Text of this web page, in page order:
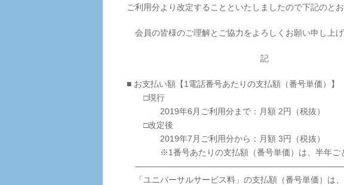
ご利用分より改定することといたしましたので下記のと
会員の皆様のご理解とご協力をよろしくお願い申し上げ
記
■ お支払い額【1電話番号あたりの支払額（番号単価）】
□現行
2019年6月ご利用分まで：月額 2円（税抜）
□改定後
2019年7月ご利用分から：月額 3円（税抜）
※1番号あたりの支払額（番号単価）は、半年ごと
「ユニバーサルサービス料」の支払額（番号単価）は